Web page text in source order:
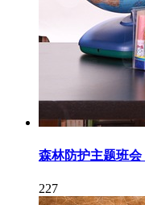
森林防护主题班
227